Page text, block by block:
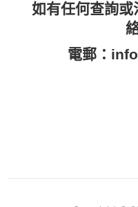
如有任何查詢
電郵：